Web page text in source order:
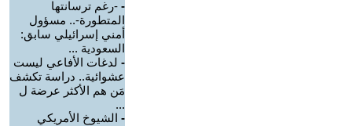
- -رغم ترسانتها
المتطورة-.. مسؤول
أمني إسرائيلي سابق:
السعودية ...
- لدغات الأفاعي ليست
عشوائية.. دراسة تكشف
مَن هم الأكثر عرضة ل
...
- الشيوخ الأمريكي